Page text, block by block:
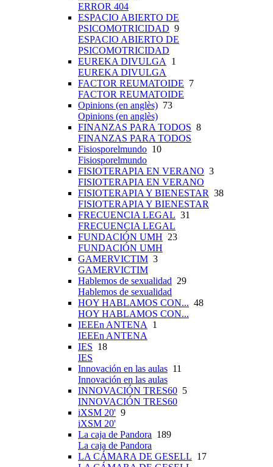
ERROR 404
ESPACIO ABIERTO DE
PSICOMOTRICIDAD 9
ESPACIO ABIERTO DE
PSICOMOTRICIDAD
EUREKA DIVULGA 1
EUREKA DIVULGA
FACTOR REUMATOIDE 7
FACTOR REUMATOIDE
Opinions (en anglès) 73
Opinions (en anglès)
FINANZAS PARA TODOS 8
FINANZAS PARA TODOS
Fisiosporelmundo 10
Fisiosporelmundo
FISIOTERAPIA EN VERANO 3
FISIOTERAPIA EN VERANO
FISIOTERAPIA Y BIENESTAR 38
FISIOTERAPIA Y BIENESTAR
FRECUENCIA LEGAL 31
FRECUENCIA LEGAL
FUNDACIÓN UMH 23
FUNDACIÓN UMH
GAMERVICTIM 3
GAMERVICTIM
Hablemos de sexualidad 29
Hablemos de sexualidad
HOY HABLAMOS CON... 48
HOY HABLAMOS CON...
IEEEn ANTENA 1
IEEEn ANTENA
IES 18
IES
Innovación en las aulas 11
Innovación en las aulas
INNOVACIÓN TRES60 5
INNOVACIÓN TRES60
iXSM 20' 9
iXSM 20'
La caja de Pandora 189
La caja de Pandora
LA CÁMARA DE GESELL 17